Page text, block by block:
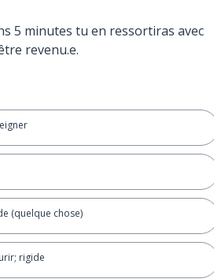
5 minutes tu en ressortiras avec
revenu.e.
(quelque chose)
rigide